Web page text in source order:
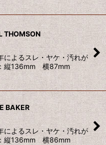
THOMSON
によるスレ・ヤケ・汚れが
縦136mm 横87mm
BAKER
によるスレ・ヤケ・汚れが
縦136mm 横86mm